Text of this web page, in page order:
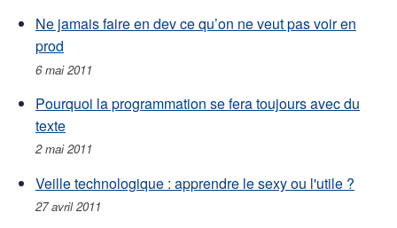
Ne jamais faire en dev ce qu’on ne veut pas voir en
prod
6 mai 2011
Pourquoi la programmation se fera toujours avec du
texte
2 mai 2011
Veille technologique : apprendre le sexy ou l'utile ?
27 avril 2011